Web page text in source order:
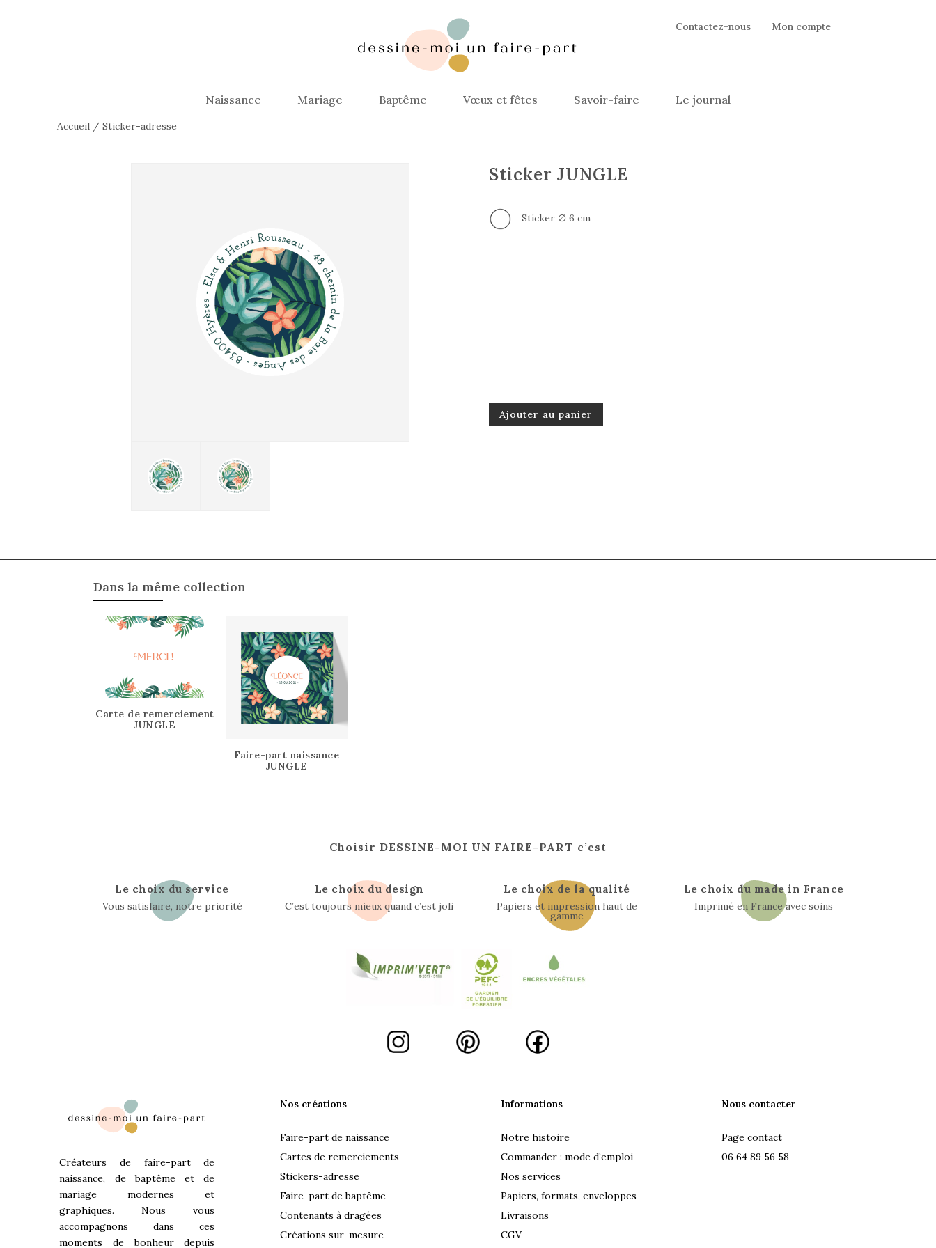
Contactez-nous Mon compte
Naissance Mariage Baptême Vœux et fêtes Savoir-faire Le journal
Accueil / Sticker-adresse
Sticker JUNGLE
Sticker ∅ 6 cm
Ajouter au panier
Dans la même collection
Carte de remerciement
JUNGLE
Faire-part naissance
JUNGLE
Choisir DESSINE-MOI UN FAIRE-PART c’est
Le choix du service
Vous satisfaire, notre priorité
Le choix du design
C’est toujours mieux quand c’est joli
Le choix de la qualité
Papiers et impression haut de
gamme
Le choix du made in France
Imprimé en France avec soins
Créateurs de faire-part de
naissance, de baptême et de
mariage modernes et
graphiques. Nous vous
accompagnons dans ces
moments de bonheur depuis
Nos créations
Faire-part de naissance
Cartes de remerciements
Stickers-adresse
Faire-part de baptême
Contenants à dragées
Créations sur-mesure
Informations
Notre histoire
Commander : mode d’emploi
Nos services
Papiers, formats, enveloppes
Livraisons
CGV
Nous contacter
Page contact
06 64 89 56 58